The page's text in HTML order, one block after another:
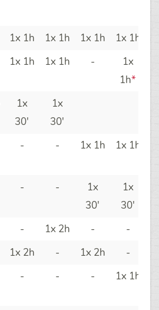
1x 1h 1x 1h 1x 1h
1x 1h
1x 1h 1x 1h -
1x
1h*
1x
30'
1x
30'
- - 1x 1h 1x 1h
- -
1x
30'
1x
30'
- 1x 2h -
-
1x 2h - 1x 2h
-
- - - 1x 1h